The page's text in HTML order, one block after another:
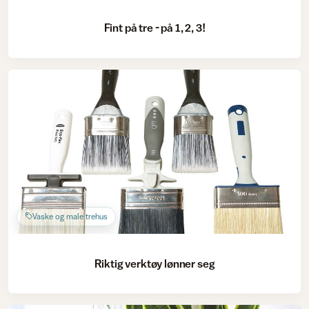
Fint på tre - på 1, 2, 3!
Vaske og male trehus
Riktig verktøy lønner seg